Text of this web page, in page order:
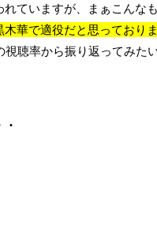
ていますが、まぁこんなも
華で適役だと思っておりま
聴率から振り返ってみた